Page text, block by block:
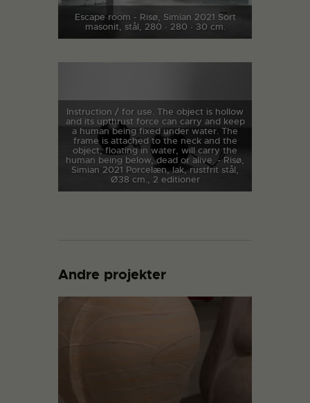
Escape room - Risø, Simian 2021 Sort
masonit, stål, 280 · 280 · 30 cm.
Instruction / for use. The object is hollow
and its upthrust force can carry and keep
a human being fixed under water. The
frame is attached to the neck and the
object, floating in water, will carry the
human being below, dead or alive. - Risø,
Simian 2021 Porcelæn, lak, rustfrit stål,
Ø38 cm., 2 editioner
Andre projekter